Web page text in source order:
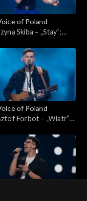
of Poland
Skiba – „Stay”;
w ciemno, 4
2025
of Poland
Forbot – „Wiatr”;
w ciemno, 27
2025
of Poland